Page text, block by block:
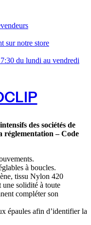
sur notre store
du lundi au vendredi
des sociétés de
réglementation – Code
à boucles.
tissu Nylon 420
une solidité à toute
compléter son
épaules afin d’identifier la